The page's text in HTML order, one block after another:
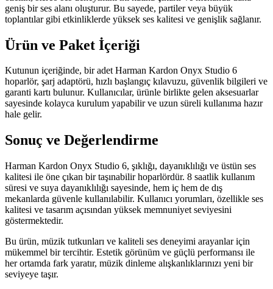
geniş bir ses alanı oluşturur. Bu sayede, partiler veya büyük
toplantılar gibi etkinliklerde yüksek ses kalitesi ve genişlik sağlanır.
Ürün ve Paket İçeriği
Kutunun içeriğinde, bir adet Harman Kardon Onyx Studio 6
hoparlör, şarj adaptörü, hızlı başlangıç kılavuzu, güvenlik bilgileri ve
garanti kartı bulunur. Kullanıcılar, ürünle birlikte gelen aksesuarlar
sayesinde kolayca kurulum yapabilir ve uzun süreli kullanıma hazır
hale gelir.
Sonuç ve Değerlendirme
Harman Kardon Onyx Studio 6, şıklığı, dayanıklılığı ve üstün ses
kalitesi ile öne çıkan bir taşınabilir hoparlördür. 8 saatlik kullanım
süresi ve suya dayanıklılığı sayesinde, hem iç hem de dış
mekanlarda güvenle kullanılabilir. Kullanıcı yorumları, özellikle ses
kalitesi ve tasarım açısından yüksek memnuniyet seviyesini
göstermektedir.
Bu ürün, müzik tutkunları ve kaliteli ses deneyimi arayanlar için
mükemmel bir tercihtir. Estetik görünüm ve güçlü performansı ile
her ortamda fark yaratır, müzik dinleme alışkanlıklarınızı yeni bir
seviyeye taşır.